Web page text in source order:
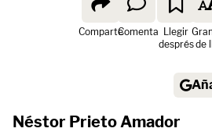
ComparteComenta Llegir
desprésde
Néstor Prieto Amador